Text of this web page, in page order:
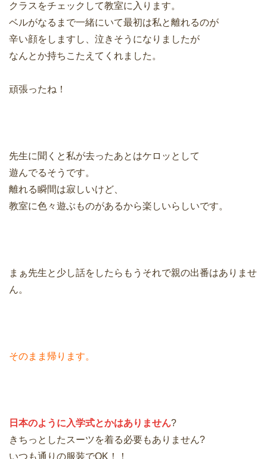
クラスをチェックして教室に入ります。
ベルがなるまで一緒にいて最初は私と離れるのが
辛い顔をしますし、泣きそうになりましたが
なんとか持ちこたえてくれました。
頑張ったね！
先生に聞くと私が去ったあとはケロッとして
遊んでるそうです。
離れる瞬間は寂しいけど、
教室に色々遊ぶものがあるから楽しいらしいです。
まぁ先生と少し話をしたらもうそれで親の出番はありませ
ん。
そのまま帰ります。
日本のように入学式とかはありません?
きちっとしたスーツを着る必要もありません?
いつも通りの服装でOK！！